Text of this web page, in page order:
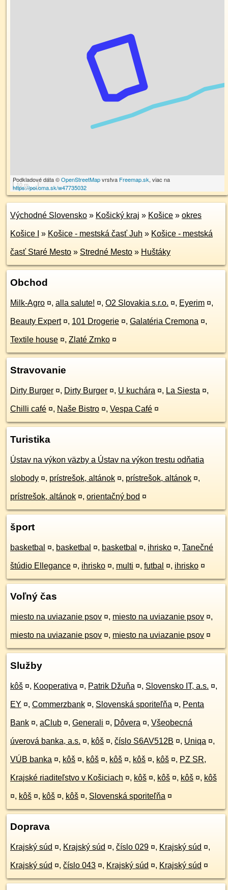
10 m
Podkladové dáta ©OpenStreetMapvrstva Freemap.sk, viac na
https://poi.oma.sk/w47735032
Východné Slovensko » Košický kraj » Košice » okres
Košice I » Košice - mestská časť Juh » Košice - mestská
časť Staré Mesto » Stredné Mesto » Huštáky
Obchod
Milk-Agro ¤, alla salute! ¤, O2 Slovakia s.r.o. ¤, Eyerim ¤,
Beauty Expert ¤, 101 Drogerie ¤, Galatéria Cremona ¤,
Textile house ¤, Zlaté Zrnko ¤
Stravovanie
Dirty Burger ¤, Dirty Burger ¤, U kuchára ¤, La Siesta ¤,
Chilli café ¤, Naše Bistro ¤, Vespa Café ¤
Turistika
Ústav na výkon väzby a Ústav na výkon trestu odňatia
slobody ¤, prístrešok, altánok ¤, prístrešok, altánok ¤,
prístrešok, altánok ¤, orientačný bod ¤
šport
basketbal ¤, basketbal ¤, basketbal ¤, ihrisko ¤, Tanečné
štúdio Ellegance ¤, ihrisko ¤, multi ¤, futbal ¤, ihrisko ¤
Voľný čas
miesto na uviazanie psov ¤, miesto na uviazanie psov ¤,
miesto na uviazanie psov ¤, miesto na uviazanie psov ¤
Služby
kôš ¤, Kooperativa ¤, Patrik Džuňa ¤, Slovensko IT, a.s. ¤,
EY ¤, Commerzbank ¤, Slovenská sporiteľňa ¤, Penta
Bank ¤, aClub ¤, Generali ¤, Dôvera ¤, Všeobecná
úverová banka, a.s. ¤, kôš ¤, číslo S6AV512B ¤, Uniqa ¤,
VÚB banka ¤, kôš ¤, kôš ¤, kôš ¤, kôš ¤, kôš ¤, PZ SR,
Krajské riaditeľstvo v Košiciach ¤, kôš ¤, kôš ¤, kôš ¤, kôš
¤, kôš ¤, kôš ¤, kôš ¤, Slovenská sporiteľňa ¤
Doprava
Krajský súd ¤, Krajský súd ¤, číslo 029 ¤, Krajský súd ¤,
Krajský súd ¤, číslo 043 ¤, Krajský súd ¤, Krajský súd ¤